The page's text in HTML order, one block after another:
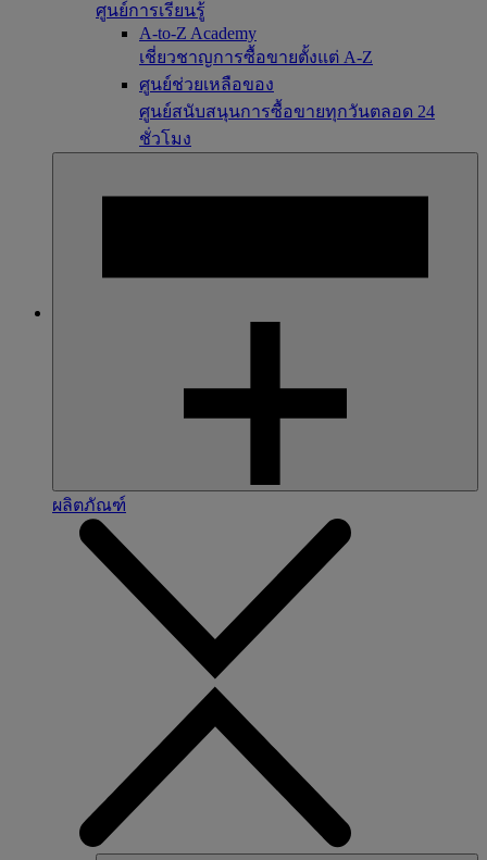
ศูนย์การเรียนรู้
A-to-Z Academy
เชี่ยวชาญการซื้อขายตั้งแต่ A-Z
ศูนย์ช่วยเหลือของ
ศูนย์สนับสนุนการซื้อขายทุกวันตลอด 24
ชั่วโมง
ผลิตภัณฑ์